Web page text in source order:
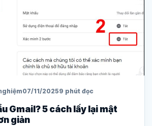
07/11/20259 phút đọc
Gmail? 5 cách lấy lại mật
giản